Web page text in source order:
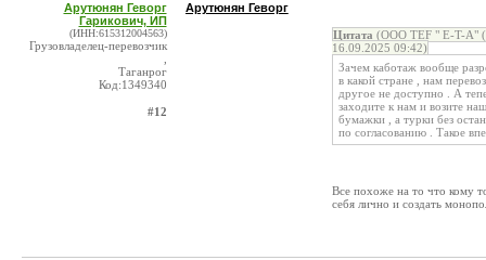
Арутюнян Геворг
Гарикович, ИП
(ИНН:615312004563)
Грузовладелец-перевозчик
Таганрог
Код:1349340
#12
Арутюнян Геворг
Цитата (OOO TEF " E-T-A"
16.09.2025 09:42)
Зачем каботаж вообще
в какой стране , нам
другое не доступно . А
заходите к нам и возите
бумажки , а турки без
по согласованию . Такое
Все похоже на то что кому
себя лично и создать